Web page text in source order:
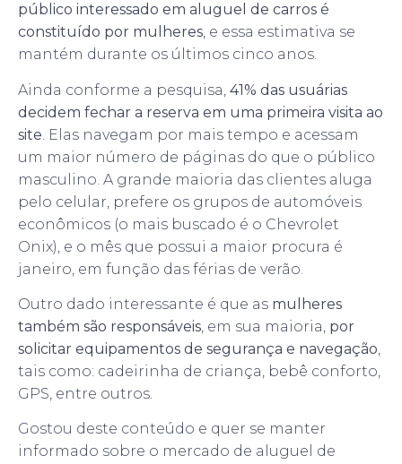
público interessado em aluguel de carros é
constituído por mulheres, e essa estimativa se
mantém durante os últimos cinco anos.
Ainda conforme a pesquisa, 41% das usuárias
decidem fechar a reserva em uma primeira visita ao
site . Elas navegam por mais tempo e acessam
um maior número de páginas do que o público
masculino. A grande maioria das clientes aluga
pelo celular, prefere os grupos de automóveis
econômicos (o mais buscado é o Chevrolet
Onix), e o mês que possui a maior procura é
janeiro, em função das férias de verão.
Outro dado interessante é que as mulheres
também são responsáveis, em sua maioria, por
solicitar equipamentos de segurança e navegação,
tais como: cadeirinha de criança, bebê conforto,
GPS, entre outros.
Gostou deste conteúdo e quer se manter
informado sobre o mercado de aluguel de